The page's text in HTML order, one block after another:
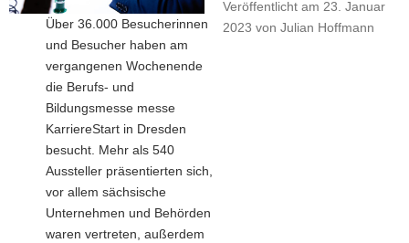
Veröffentlicht am 23. Januar
2023 von Julian Hoffmann
Über 36.000 Besucherinnen
und Besucher haben am
vergangenen Wochenende
die Berufs- und
Bildungsmesse messe
KarriereStart in Dresden
besucht. Mehr als 540
Aussteller präsentierten sich,
vor allem sächsische
Unternehmen und Behörden
waren vertreten, außerdem